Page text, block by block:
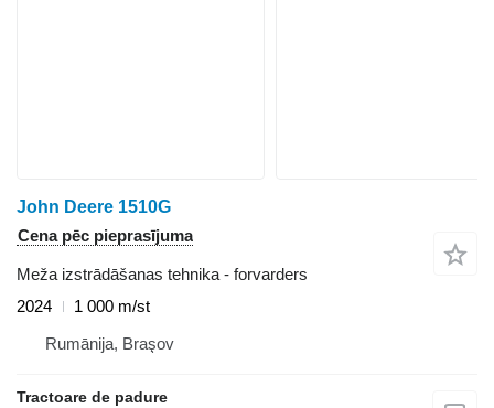
John Deere 1510G
Cena pēc pieprasījuma
Meža izstrādāšanas tehnika - forvarders
2024
1 000 m/st
Rumānija, Braşov
Tractoare de padure